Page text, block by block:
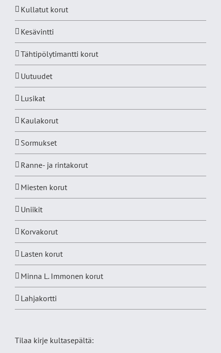
Kullatut korut
Kesävintti
Tähtipölytimantti korut
Uutuudet
Lusikat
Kaulakorut
Sormukset
Ranne- ja rintakorut
Miesten korut
Uniikit
Korvakorut
Lasten korut
Minna L. Immonen korut
Lahjakortti
Tilaa kirje kultasepältä: